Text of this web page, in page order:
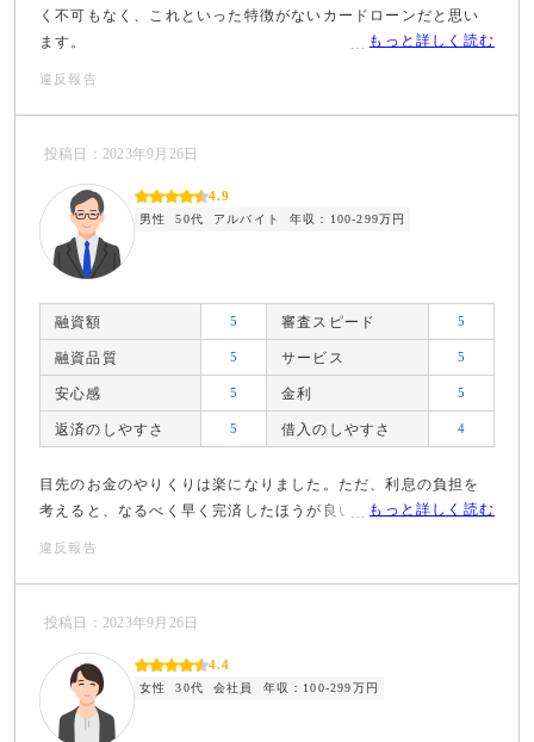
く不可もなく、これといった特徴がないカードローンだと思い
ます。
もっと詳しく読む
違反報告
投稿日：2023年9月26日
4.9
男性 50代 アルバイト 年収：100-299万円
融資額 5 審査スピード 5
融資品質 5 サービス 5
安心感 5 金利 5
返済のしやすさ 5 借入のしやすさ 4
目先のお金のやりくりは楽になりました。ただ、利息の負担を
考えると、なるべく早く完済したほうが良いと思っています。
もっと詳しく読む
違反報告
投稿日：2023年9月26日
4.4
女性 30代 会社員 年収：100-299万円